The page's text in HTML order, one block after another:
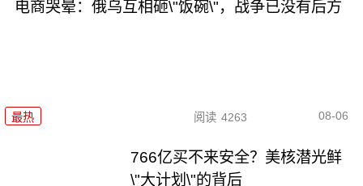
电商哭晕：俄乌互相砸\"饭碗\"，战争已没有后方
最热 阅读 4263 08-06
766亿买不来安全？美核潜光鲜
\"大计划\"的背后